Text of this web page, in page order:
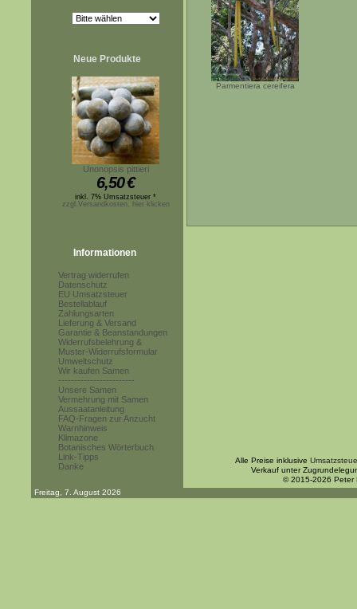
Neue Produkte
Unonopsis pittieri
6,50€
inkl. 7% Umsatzsteuer *
zzgl.Versandkosten, hier klicken
Informationen
Vertrag widerrufen
Datenschutz
EU Umsatzsteuer
Bestellablauf
Zahlungsarten
Lieferung & Versand
Garantie & Beanstandungen
Widerrufsbelehrung &
Muster-Widerrufsformular
Umweltschutz
Wir kaufen Samen
------------------------
Unsere Samen
Vermehrung mit Samen
Aussaatanleitung
FAQ-Fragen zur Anzucht
Warnhinweis
Klimazone
Botanisches Wörterbuch
Link-Tipps
Danke
Parmentiera cereifera
Alle Preise inklusive
Verkauf unter
© 2015-2026 Peter
Freitag, 7. August 2026